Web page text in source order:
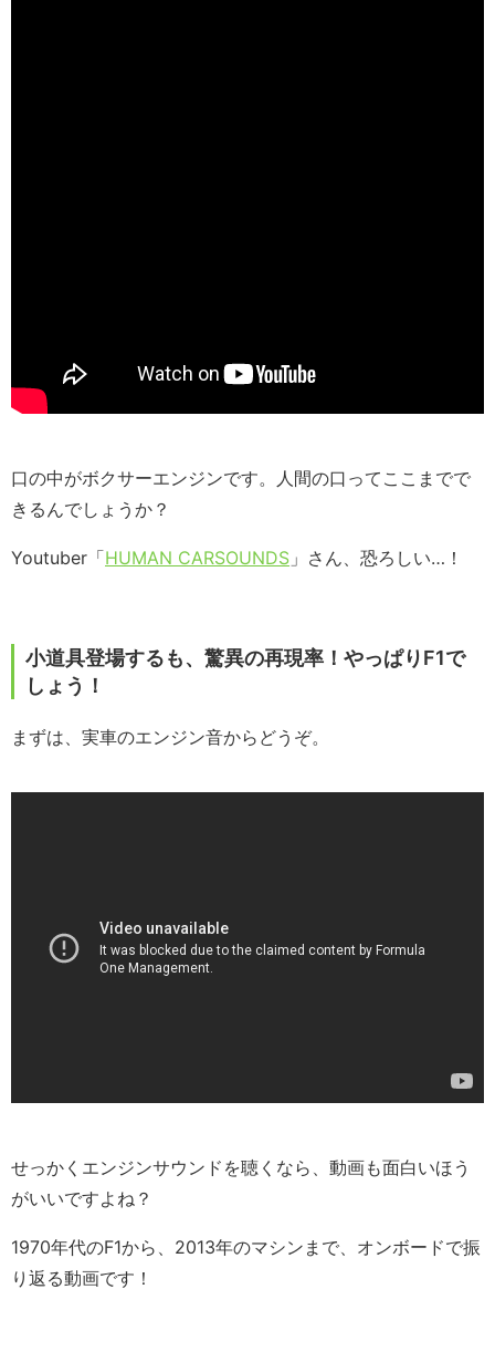
口の中がボクサーエンジンです。人間の口ってここまでで
きるんでしょうか？
Youtuber「HUMAN CARSOUNDS 」さん、恐ろしい…！
小道具登場するも、驚異の再現率！やっぱりF1で
しょう！
まずは、実車のエンジン音からどうぞ。
せっかくエンジンサウンドを聴くなら、動画も面白いほう
がいいですよね？
1970年代のF1から、2013年のマシンまで、オンボードで振
り返る動画です！